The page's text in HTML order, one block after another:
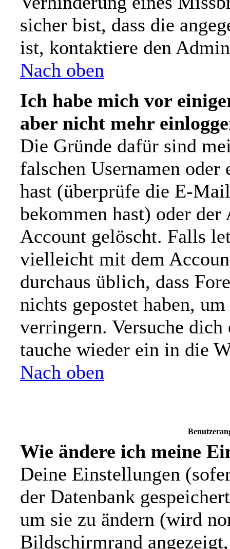
sicher bist, dass die
ist, kontaktiere den
Nach oben
Ich habe mich vor
aber nicht mehr
Die Gründe dafür sind
falschen Usernamen oder
hast (überprüfe die E-
bekommen hast) oder
Account gelöscht. Falls
vielleicht mit dem
durchaus üblich, dass
nichts gepostet haben,
verringern. Versuche
tauche wieder ein in die
Nach oben
Wie ändere ich meine
Deine Einstellungen
der Datenbank
um sie zu ändern (wird
Bildschirmrand